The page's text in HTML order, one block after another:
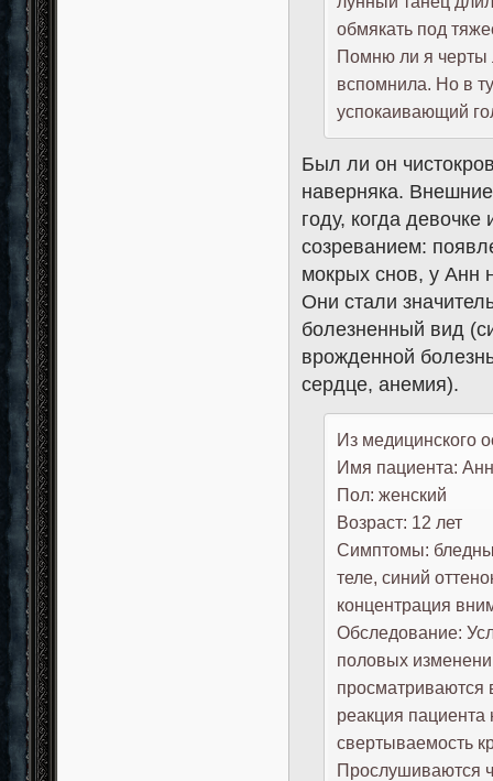
обмякать под
Помню ли я черты
вспомнила. Но в
успокаивающий
Был ли он
наверняка.
году, когда
созреванием:
мокрых снов, у Анн
Они стали
болезненный вид
врожденной
сердце, анемия).
Из медицинского
Имя пациента:
Пол: женский
Возраст: 12 лет
Симптомы:
теле, синий
концентрация
Обследование:
половых
просматриваются
реакция
свертываемость
Прослушиваются